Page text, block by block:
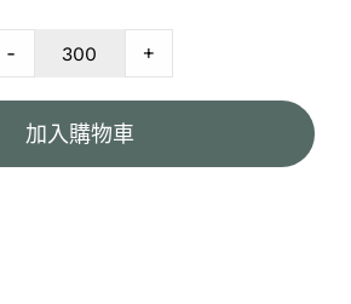
3K
橫
式
紙
- +
加入購物車